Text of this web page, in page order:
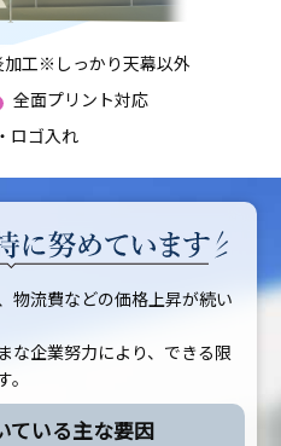
加工※しっかり天幕以外
全面プリント対応
ロゴ入れ
物流費などの価格上昇が続い
な企業努力により、できる限
ている主な要因